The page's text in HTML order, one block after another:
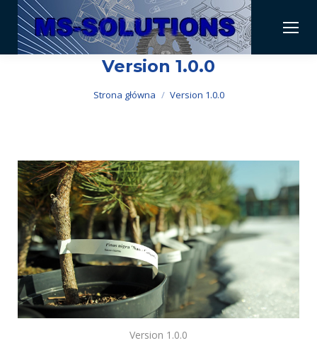
Version 1.0.0
Jesteś tutaj:
Strona główna Version 1.0.0
Version 1.0.0